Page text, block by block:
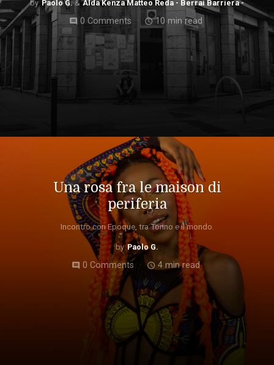
Paolo G. Alda Kenza Matteo Reda - Berrai Barriera -
comment 0 Comments access_time10 min read
Una rosa fra le maison di
periferia
Incontro con Epoque, tra Torino e il mondo.
Paolo G.
comment 0 Comments access_time 4 min read